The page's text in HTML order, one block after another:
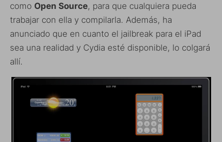
como Open Source, para que cualquiera pueda
trabajar con ella y compilarla. Además, ha
anunciado que en cuanto el jailbreak para el iPad
sea una realidad y Cydia esté disponible, lo colgará
allí.